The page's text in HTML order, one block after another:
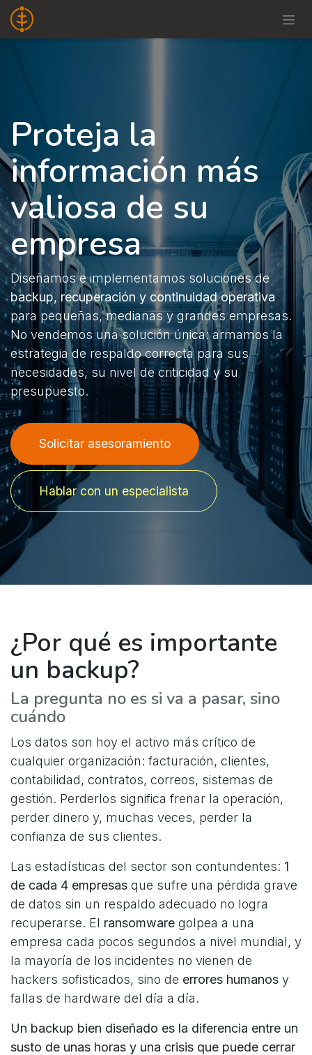
Ir al contenido
Proteja la
información más
valiosa de su
empresa
Diseñamos e implementamos soluciones de
backup, recuperación y continuidad operativa
para pequeñas, medianas y grandes empresas.
No vendemos una solución única: armamos la
estrategia de respaldo correcta para sus
necesidades, su nivel de criticidad y su
presupuesto.
Solicitar asesoramiento
Hablar con un especialista
¿Por qué es importante
un backup?
La pregunta no es si va a pasar, sino
cuándo
Los datos son hoy el activo más crítico de
cualquier organización: facturación, clientes,
contabilidad, contratos, correos, sistemas de
gestión. Perderlos significa frenar la operación,
perder dinero y, muchas veces, perder la
confianza de sus clientes.
Las estadísticas del sector son contundentes: 1
de cada 4 empresas que sufre una pérdida grave
de datos sin un respaldo adecuado no logra
recuperarse. El ransomware golpea a una
empresa cada pocos segundos a nivel mundial, y
la mayoría de los incidentes no vienen de
hackers sofisticados, sino de errores humanos y
fallas de hardware del día a día.
Un backup bien diseñado es la diferencia entre un
susto de unas horas y una crisis que puede cerrar